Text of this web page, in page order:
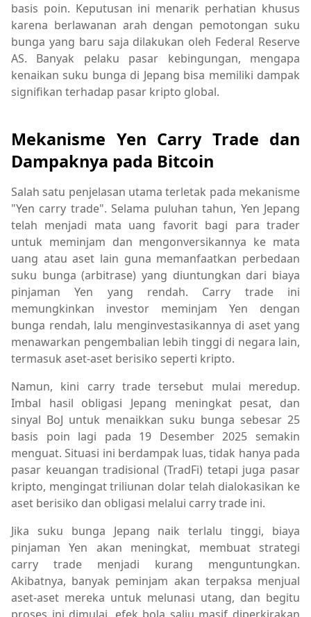
basis poin. Keputusan ini menarik perhatian khusus
karena berlawanan arah dengan pemotongan suku
bunga yang baru saja dilakukan oleh Federal Reserve
AS. Banyak pelaku pasar kebingungan, mengapa
kenaikan suku bunga di Jepang bisa memiliki dampak
signifikan terhadap pasar kripto global.
Mekanisme Yen Carry Trade dan
Dampaknya pada Bitcoin
Salah satu penjelasan utama terletak pada mekanisme
"Yen carry trade". Selama puluhan tahun, Yen Jepang
telah menjadi mata uang favorit bagi para trader
untuk meminjam dan mengonversikannya ke mata
uang atau aset lain guna memanfaatkan perbedaan
suku bunga (arbitrase) yang diuntungkan dari biaya
pinjaman Yen yang rendah. Carry trade ini
memungkinkan investor meminjam Yen dengan
bunga rendah, lalu menginvestasikannya di aset yang
menawarkan pengembalian lebih tinggi di negara lain,
termasuk aset-aset berisiko seperti kripto.
Namun, kini carry trade tersebut mulai meredup.
Imbal hasil obligasi Jepang meningkat pesat, dan
sinyal BoJ untuk menaikkan suku bunga sebesar 25
basis poin lagi pada 19 Desember 2025 semakin
menguat. Situasi ini berdampak luas, tidak hanya pada
pasar keuangan tradisional (TradFi) tetapi juga pasar
kripto, mengingat triliunan dolar telah dialokasikan ke
aset berisiko dan obligasi melalui carry trade ini.
Jika suku bunga Jepang naik terlalu tinggi, biaya
pinjaman Yen akan meningkat, membuat strategi
carry trade menjadi kurang menguntungkan.
Akibatnya, banyak peminjam akan terpaksa menjual
aset-aset mereka untuk melunasi utang, dan begitu